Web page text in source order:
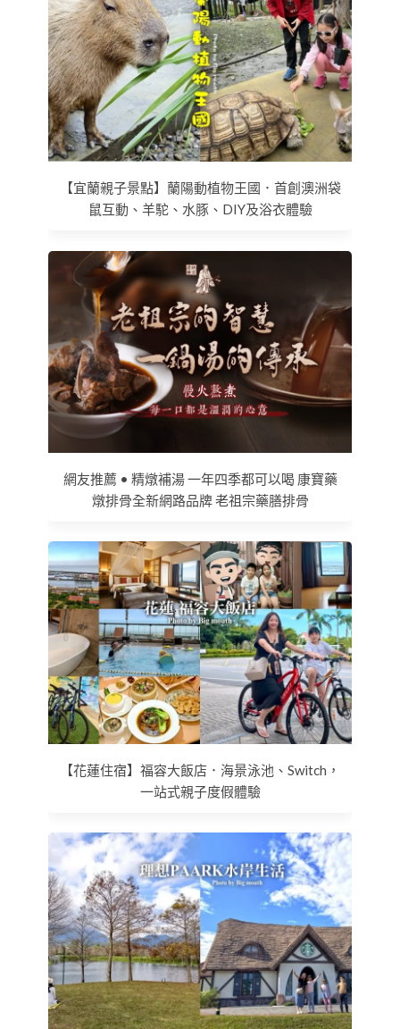
【宜蘭親子景點】蘭陽動植物王國．首創澳洲袋
鼠互動、羊駝、水豚、DIY及浴衣體驗
網友推薦 • 精燉補湯 一年四季都可以喝 康寶藥
燉排骨全新網路品牌 老祖宗藥膳排骨
【花蓮住宿】福容大飯店．海景泳池、Switch，
一站式親子度假體驗